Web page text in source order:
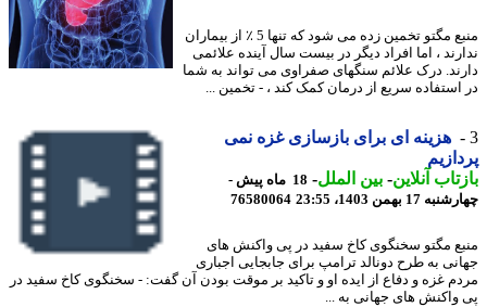
منبع مگتو تخمین زده می شود که تنها 5 ٪ از بیماران
، اما افراد دیگر در بیست سال آینده علائمی
درک علائم سنگهای صفراوی می تواند به شما
سریع از درمان کمک کند ، - تخمین ...
هزینه ای برای بازسازی غزه نمی
آنلاین-بین الملل-
18 ماه پیش -
بهمن 1403، 23:55
76580064
مگتو سخنگوی کاخ سفید در پی واکنش های
به طرح دونالد ترامپ برای جابجایی اجباری
غزه و دفاع از ایده او و تاکید بر موقت بودن آن گفت: - سخنگوی کاخ سفید در
های جهانی به ...